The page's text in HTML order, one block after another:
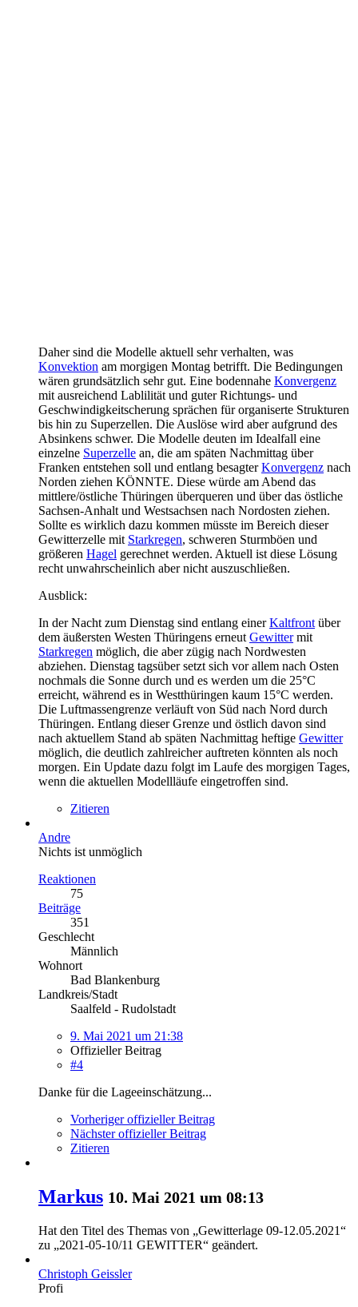
Daher sind die Modelle aktuell sehr verhalten, was
Konvektion am morgigen Montag betrifft. Die Bedingungen
wären grundsätzlich sehr gut. Eine bodennahe Konvergenz
mit ausreichend Lablilität und guter Richtungs- und
Geschwindigkeitscherung sprächen für organiserte Strukturen
bis hin zu Superzellen. Die Auslöse wird aber aufgrund des
Absinkens schwer. Die Modelle deuten im Idealfall eine
einzelne Superzelle an, die am späten Nachmittag über
Franken entstehen soll und entlang besagterKonvergenz nach
Norden ziehen KÖNNTE. Diese würde am Abend das
mittlere/östliche Thüringen überqueren und über das östliche
Sachsen-Anhalt und Westsachsen nach Nordosten ziehen.
Sollte es wirklich dazu kommen müsste im Bereich dieser
Gewitterzelle mit Starkregen, schweren Sturmböen und
größeren Hagel gerechnet werden. Aktuell ist diese Lösung
recht unwahrscheinlich aber nicht auszuschließen.
Ausblick:
In der Nacht zum Dienstag sind entlang einerKaltfront über
dem äußersten Westen Thüringens erneut Gewittermit
Starkregen möglich, die aber zügig nach Nordwesten
abziehen. Dienstag tagsüber setzt sich vor allem nach Osten
nochmals die Sonne durch und es werden um die 25°C
erreicht, während es in Westthüringen kaum 15°C werden.
Die Luftmassengrenze verläuft von Süd nach Nord durch
Thüringen. Entlang dieser Grenze und östlich davon sind
nach aktuellem Stand ab späten Nachmittag heftige Gewitter
möglich, die deutlich zahlreicher auftreten könnten als noch
morgen. Ein Update dazu folgt im Laufe des morgigen Tages,
wenn die aktuellen Modellläufe eingetroffen sind.
Zitieren
Andre
Nichts ist unmöglich
Reaktionen
75
Beiträge
351
Geschlecht
Männlich
Wohnort
Bad Blankenburg
Landkreis/Stadt
Saalfeld - Rudolstadt
9. Mai 2021 um 21:38
Offizieller Beitrag
#4
Danke für die Lageeinschätzung...
Vorheriger offizieller Beitrag
Nächster offizieller Beitrag
Zitieren
Markus 10. Mai 2021 um 08:13
Hat den Titel des Themas von „Gewitterlage 09-12.05.2021“
zu „2021-05-10/11 GEWITTER“ geändert.
Christoph Geissler
Profi